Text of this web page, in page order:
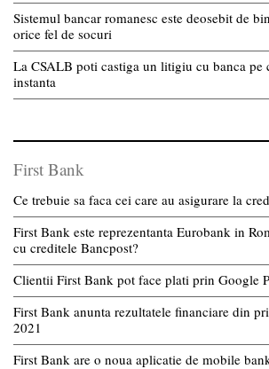
Sistemul bancar romanesc este deosebit de
orice fel de socuri
La CSALB poti castiga un litigiu cu banca pe
instanta
First Bank
Ce trebuie sa faca cei care au asigurare la
First Bank este reprezentanta Eurobank in
cu creditele Bancpost?
Clientii First Bank pot face plati prin Google
First Bank anunta rezultatele financiare din
2021
First Bank are o noua aplicatie de mobile